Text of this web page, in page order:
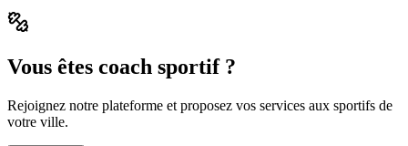
Vous êtes coach sportif ?
Rejoignez notre plateforme et proposez vos services aux sportifs de
votre ville.